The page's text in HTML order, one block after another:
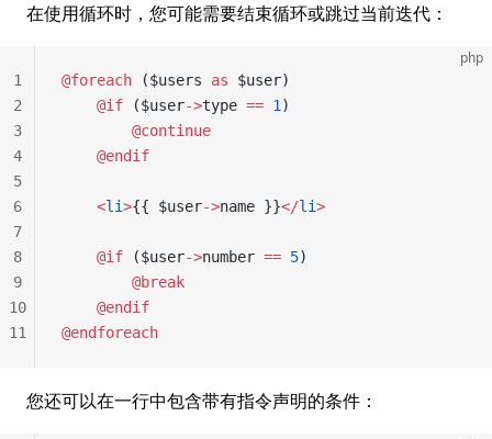
在使用循环时，您可能需要结束循环或跳过当前迭代：
php
@foreach ($users as $user)
    @if
($user->type == 1 )
        @continue
    @endif
    <
li>{{ $user->name }}</li>
    @if
($user->number == 5)
        @break
    @endif
@endforeach
1
2
3
4
5
6
7
8
9
10
11
您还可以在一行中包含带有指令声明的条件：